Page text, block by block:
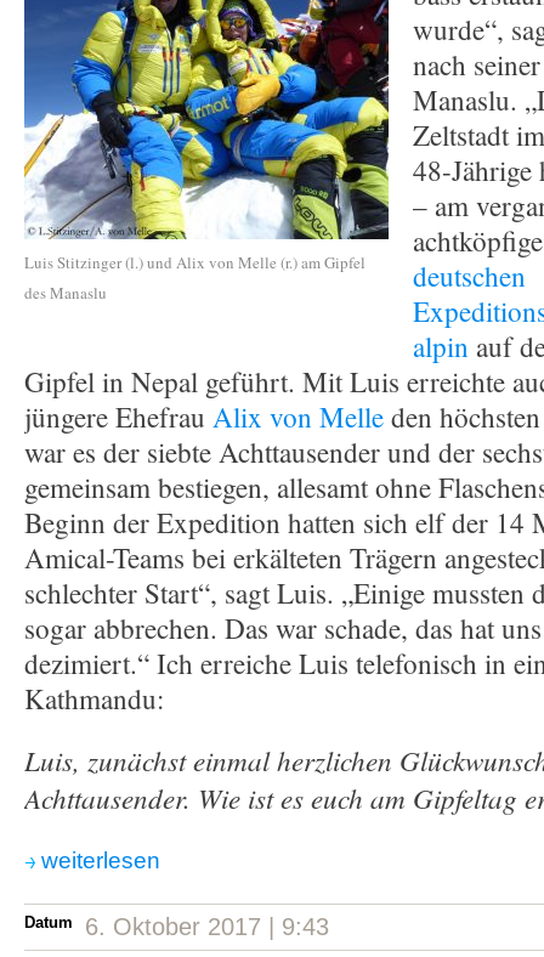
Luis Stitzinger (l.) und Alix von Melle (r.) am Gipfel
des Manaslu
wurde“,
nach
Manaslu.
Zeltstadt
48-Jährige
– am
deutschen
alpin auf
Gipfel in Nepal geführt. Mit Luis erreichte
jüngere Ehefrau Alix von Melleden
war es der siebte Achttausender und der
gemeinsam bestiegen, allesamt ohne
Beginn der Expedition hatten sich elf der 14
Amical-Teams bei erkälteten Trägern
schlechter Start“, sagt Luis. „Einige mussten
sogar abbrechen. Das war schade, das hat
dezimiert.“ Ich erreiche Luis telefonisch in
Kathmandu:
Luis, zunächst einmal herzlichen
Achttausender. Wie ist es euch am Gipfeltag
weiterlesen
Datum 6. Oktober 2017 | 9:43